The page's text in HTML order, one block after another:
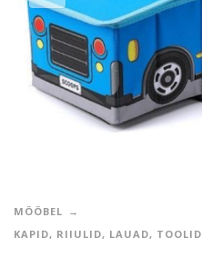
MÖÖBEL
KAPID, RIIULID, LAUAD, TOOLID